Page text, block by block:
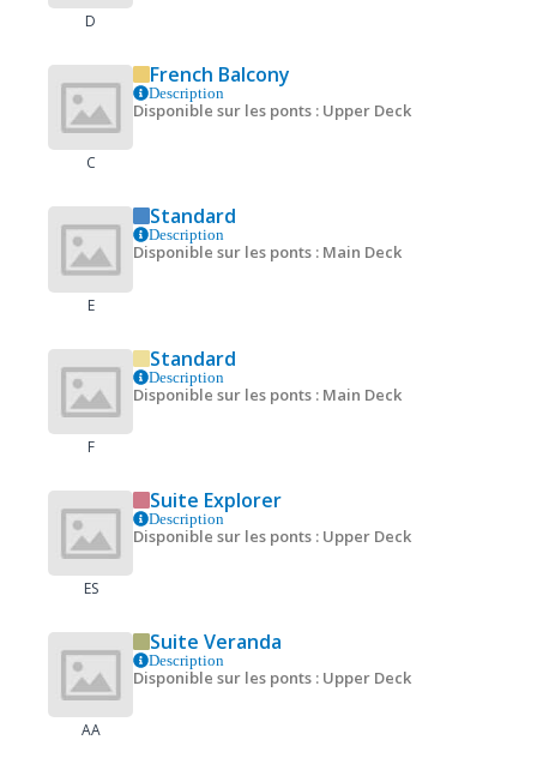
D
C
French Balcony
Description
Disponible sur les ponts : Upper Deck
E
Standard
Description
Disponible sur les ponts : Main Deck
F
Standard
Description
Disponible sur les ponts : Main Deck
ES
Suite Explorer
Description
Disponible sur les ponts : Upper Deck
AA
Suite Veranda
Description
Disponible sur les ponts : Upper Deck